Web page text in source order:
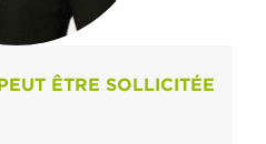
ÊTRE SOLLICITÉE